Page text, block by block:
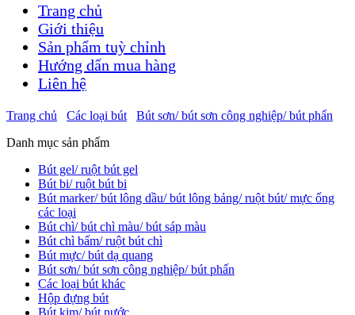
Trang chủ
Giới thiệu
Sản phẩm tuỳ chỉnh
Hướng dẩn mua hàng
Liên hệ
Trang chủ Các loại bút
Bút sơn/ bút sơn công nghiệp/ bút phấn
Danh mục sản phẩm
Bút gel/ ruột bút gel
Bút bi/ ruột bút bi
Bút marker/ bút lông dầu/ bút lông bảng/ ruột bút/ mực ống
các loại
Bút chì/ bút chì màu/ bút sáp màu
Bút chì bấm/ ruột bút chì
Bút mực/ bút dạ quang
Bút sơn/ bút sơn công nghiệp/ bút phấn
Các loại bút khác
Hộp đựng bút
Bút kim/ bút nước